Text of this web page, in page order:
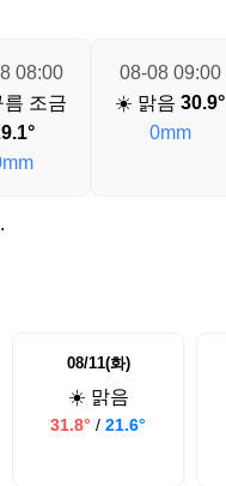
08:00
조금
08-08 09:00
☀️ 맑음 30.9°
0mm
08/11(화)
☀️ 맑음
31.8° / 21.6°